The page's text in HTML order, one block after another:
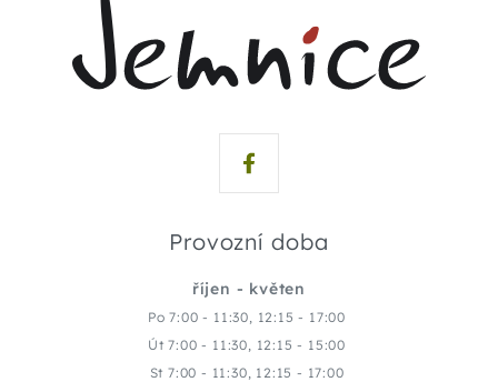
Provozní doba
říjen - květen
Po 7:00 - 11:30, 12:15 - 17:00
Út 7:00 - 11:30, 12:15 - 15:00
St 7:00 - 11:30, 12:15 - 17:00